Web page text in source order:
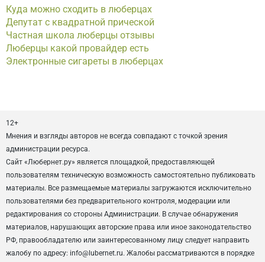
Куда можно сходить в люберцах
Депутат с квадратной прической
Частная школа люберцы отзывы
Люберцы какой провайдер есть
Электронные сигареты в люберцах
12+
Мнения и взгляды авторов не всегда совпадают с точкой зрения
администрации ресурса.
Сайт «Любернет.ру» является площадкой, предоставляющей
пользователям техническую возможность самостоятельно публиковать
материалы. Все размещаемые материалы загружаются исключительно
пользователями без предварительного контроля, модерации или
редактирования со стороны Администрации. В случае обнаружения
материалов, нарушающих авторские права или иное законодательство
РФ, правообладателю или заинтересованному лицу следует направить
жалобу по адресу: info@lubernet.ru. Жалобы рассматриваются в порядке